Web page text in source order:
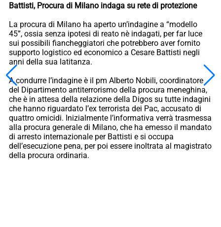
Battisti, Procura di Milano indaga su rete di protezione
La procura di Milano ha aperto un’indagine a “modello
45”, ossia senza ipotesi di reato nè indagati, per far luce
sui possibili fiancheggiatori che potrebbero aver fornito
supporto logistico ed economico a Cesare Battisti negli
anni della sua latitanza.
A condurre l’indagine è il pm Alberto Nobili, coordinatore
del Dipartimento antiterrorismo della procura meneghina,
che è in attesa della relazione della Digos su tutte indagini
che hanno riguardato l’ex terrorista dei Pac, accusato di
quattro omicidi. Inizialmente l’informativa verrà trasmessa
alla procura generale di Milano, che ha emesso il mandato
di arresto internazionale per Battisti e si occupa
dell’esecuzione pena, per poi essere inoltrata al magistrato
della procura ordinaria.